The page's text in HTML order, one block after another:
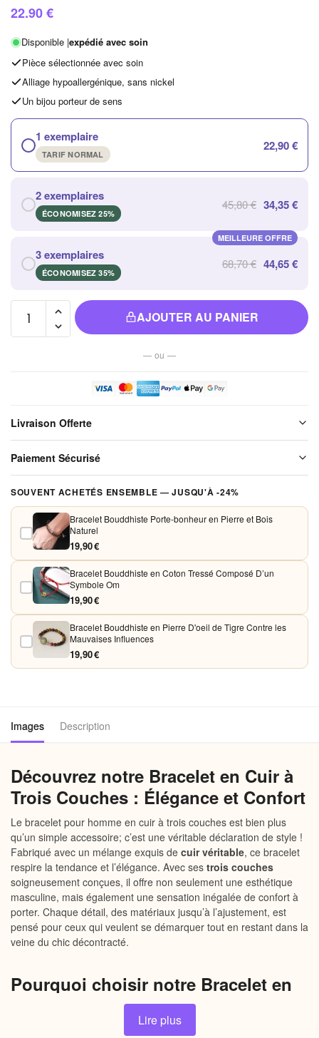
22.90€
Disponible |expédié avec soin
Pièce sélectionnée avec soin
Alliage hypoallergénique, sans nickel
Un bijou porteur de sens
1 exemplaire
TARIF NORMAL
22,90 €
2 exemplaires
ÉCONOMISEZ 25%
45,80 € 34,35 €
MEILLEURE OFFRE
3 exemplaires
ÉCONOMISEZ 35%
68,70 € 44,65 €
quantité de
Bracelet en
et élégant
AJOUTER AU PANIER
— ou —
Livraison Offerte
soigneusement emballé avant expédition. Aucun frais de port, jamais.
Paiement Sécurisé
acceptons Visa, Mastercard, PayPal et Apple Pay. Aucune donnée
bancaire n'est conservée sur nos serveurs.
SOUVENT ACHETÉS ENSEMBLE — JUSQU'À -24%
Bracelet Bouddhiste Porte-bonheur en Pierre et Bois
Naturel
19,90 €
Bracelet Bouddhiste en Coton Tressé Composé D’un
Symbole Om
19,90 €
Bracelet Bouddhiste en Pierre D'oeil de Tigre Contre les
Mauvaises Influences
19,90 €
Images Description
Découvrez notre Bracelet en Cuir à
Trois Couches : Élégance et Confort
Le bracelet pour homme en cuir à trois couches est bien plus
qu’un simple accessoire; c’est une véritable déclaration de style !
Fabriqué avec un mélange exquis de cuir véritable, ce bracelet
respire la tendance et l’élégance. Avec ses trois couches
soigneusement conçues, il offre non seulement une esthétique
masculine, mais également une sensation inégalée de confort à
porter. Chaque détail, des matériaux jusqu’à l’ajustement, est
pensé pour ceux qui veulent se démarquer tout en restant dans la
veine du chic décontracté.
Pourquoi choisir notre Bracelet en
Cuir à Trois Couches ?
Lire plus